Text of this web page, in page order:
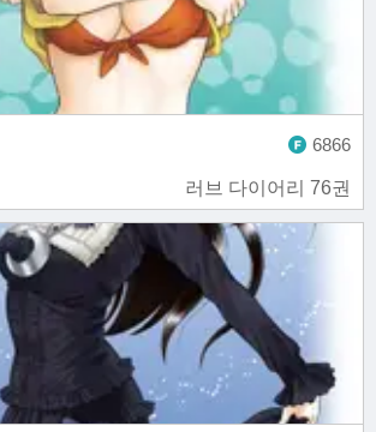
러브 다이어리 76권
6866